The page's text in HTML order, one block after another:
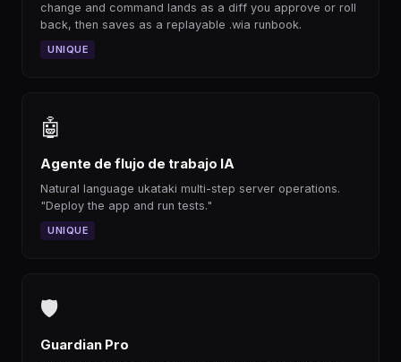
change and command lands as a diff you approve or roll
back, then saves as a replayable .wia runbook.
UNIQUE
🤖
Agente de flujo de trabajo IA
Natural language ukataki multi-step server operations.
"Deploy the app and run tests."
UNIQUE
🛡
Guardian Pro